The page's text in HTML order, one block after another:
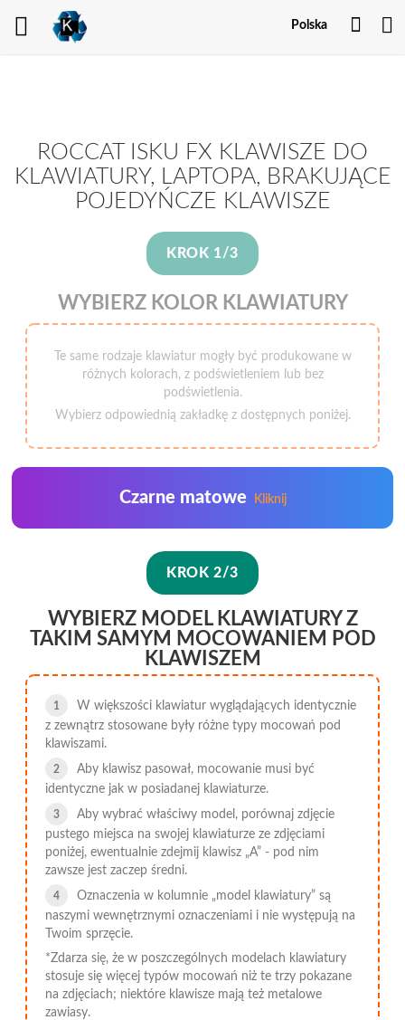
Polska
ROCCAT ISKU FX KLAWISZE DO
KLAWIATURY, LAPTOPA, BRAKUJĄCE
POJEDYŃCZE KLAWISZE
KROK 1/3
WYBIERZ KOLOR KLAWIATURY
Te same rodzaje klawiatur mogły być produkowane w
różnych kolorach, z podświetleniem lub bez
podświetlenia.
Wybierz odpowiednią zakładkę z dostępnych poniżej.
Czarne matowe Kliknij
KROK 2/3
WYBIERZ MODEL KLAWIATURY Z
TAKIM SAMYM MOCOWANIEM POD
KLAWISZEM
W większości klawiatur wyglądających identycznie
z zewnątrz stosowane były różne typy mocowań pod
klawiszami.
Aby klawisz pasował, mocowanie musi być
identyczne jak w posiadanej klawiaturze.
Aby wybrać właściwy model, porównaj zdjęcie
pustego miejsca na swojej klawiaturze ze zdjęciami
poniżej, ewentualnie zdejmij klawisz „A” - pod nim
zawsze jest zaczep średni.
Oznaczenia w kolumnie „model klawiatury” są
naszymi wewnętrznymi oznaczeniami i nie występują na
Twoim sprzęcie.
*Zdarza się, że w poszczególnych modelach klawiatury
stosuje się więcej typów mocowań niż te trzy pokazane
na zdjęciach; niektóre klawisze mają też metalowe
zawiasy.